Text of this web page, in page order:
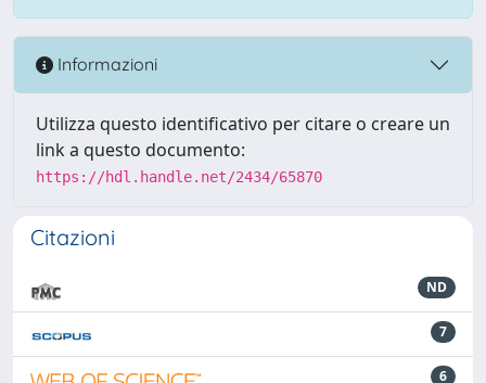
Informazioni
Utilizza questo identificativo per citare o creare un
link a questo documento:
https://hdl.handle.net/2434/65870
Citazioni
ND
7
6